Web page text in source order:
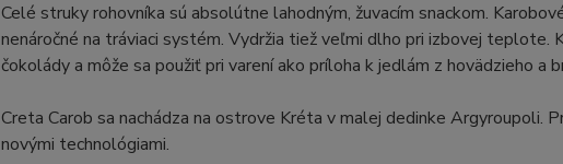
Celé struky rohovníka sú absolútne lahodným, žuvacím snackom.
nenáročné na tráviaci systém. Vydržia tiež veľmi dlho pri izbovej teplote.
čokolády a môže sa použiť pri varení ako príloha k jedlám z hovädzieho a
Creta Carob sa nachádza na ostrove Kréta v malej dedinke Argyroupoli.
novými technológiami.